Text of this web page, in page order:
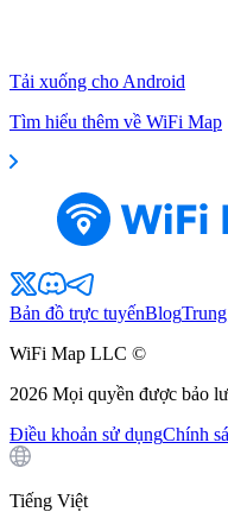
Tải xuống cho Android
Tìm hiểu thêm về WiFi Map
Bản đồ trực tuyếnBlog
WiFi Map LLC ©
2026 Mọi quyền được bảo
Điều khoản sử dụngChính
Tiếng Việt